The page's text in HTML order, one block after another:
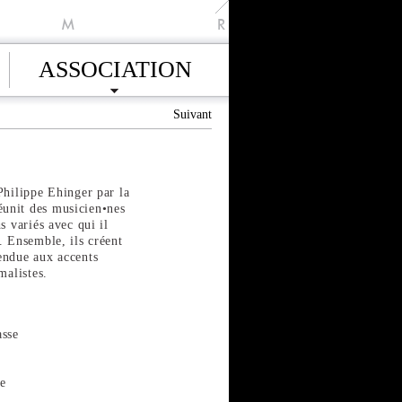
M R
ASSOCIATION
Suivant
Ehinger par la
des musicien•nes
variés avec qui il
Ensemble, ils créent
aux accents